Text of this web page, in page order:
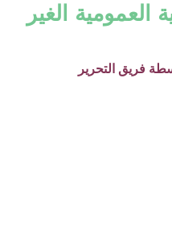
الغير
فريق التحرير